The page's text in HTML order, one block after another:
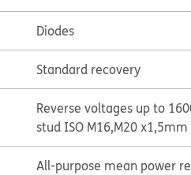
Diodes
Standard recovery
Reverse voltages up to
stud ISO M16,M20
All-purpose mean power